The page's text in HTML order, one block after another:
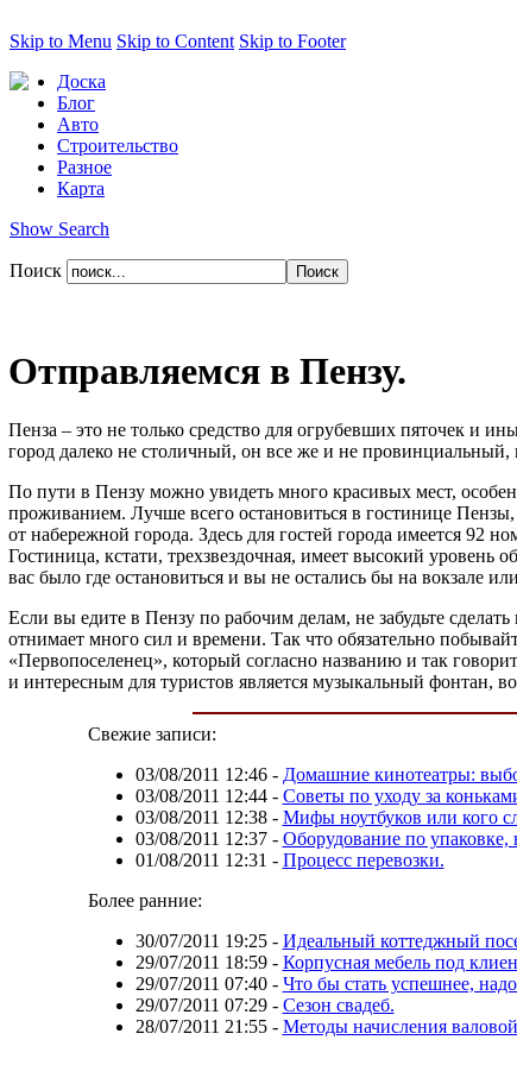
Skip to Menu Skip to Content Skip to Footer
Доска
Блог
Авто
Строительство
Разное
Карта
Show Search
Поиск
Отправляемся в Пензу.
Пенза – это не только средство для огрубевших пяточек и
город далеко не столичный, он все же и не
По пути в Пензу можно увидеть много красивых мест,
проживанием. Лучше всего остановиться в гостинице
от набережной города. Здесь для гостей города имеется 92
Гостиница, кстати, трехзвездочная, имеет высокий
вас было где остановиться и вы не остались бы на вокзале
Если вы едите в Пензу по рабочим делам, не забудьте
отнимает много сил и времени. Так что обязательно
«Первопоселенец», который согласно названию и так
и интересным для туристов является музыкальный фонтан,
Свежие записи:
03/08/2011 12:46- Домашние кинотеатры:
03/08/2011 12:44- Советы по уходу за
03/08/2011 12:38- Мифы ноутбуков или кого
03/08/2011 12:37- Оборудование по
01/08/2011 12:31 - Процесс перевозки.
Более ранние:
30/07/2011 19:25- Идеальный коттеджный
29/07/2011 18:59- Корпусная мебель под
29/07/2011 07:40- Что бы стать успешнее,
29/07/2011 07:29- Сезон свадеб.
28/07/2011 21:55- Методы начисления